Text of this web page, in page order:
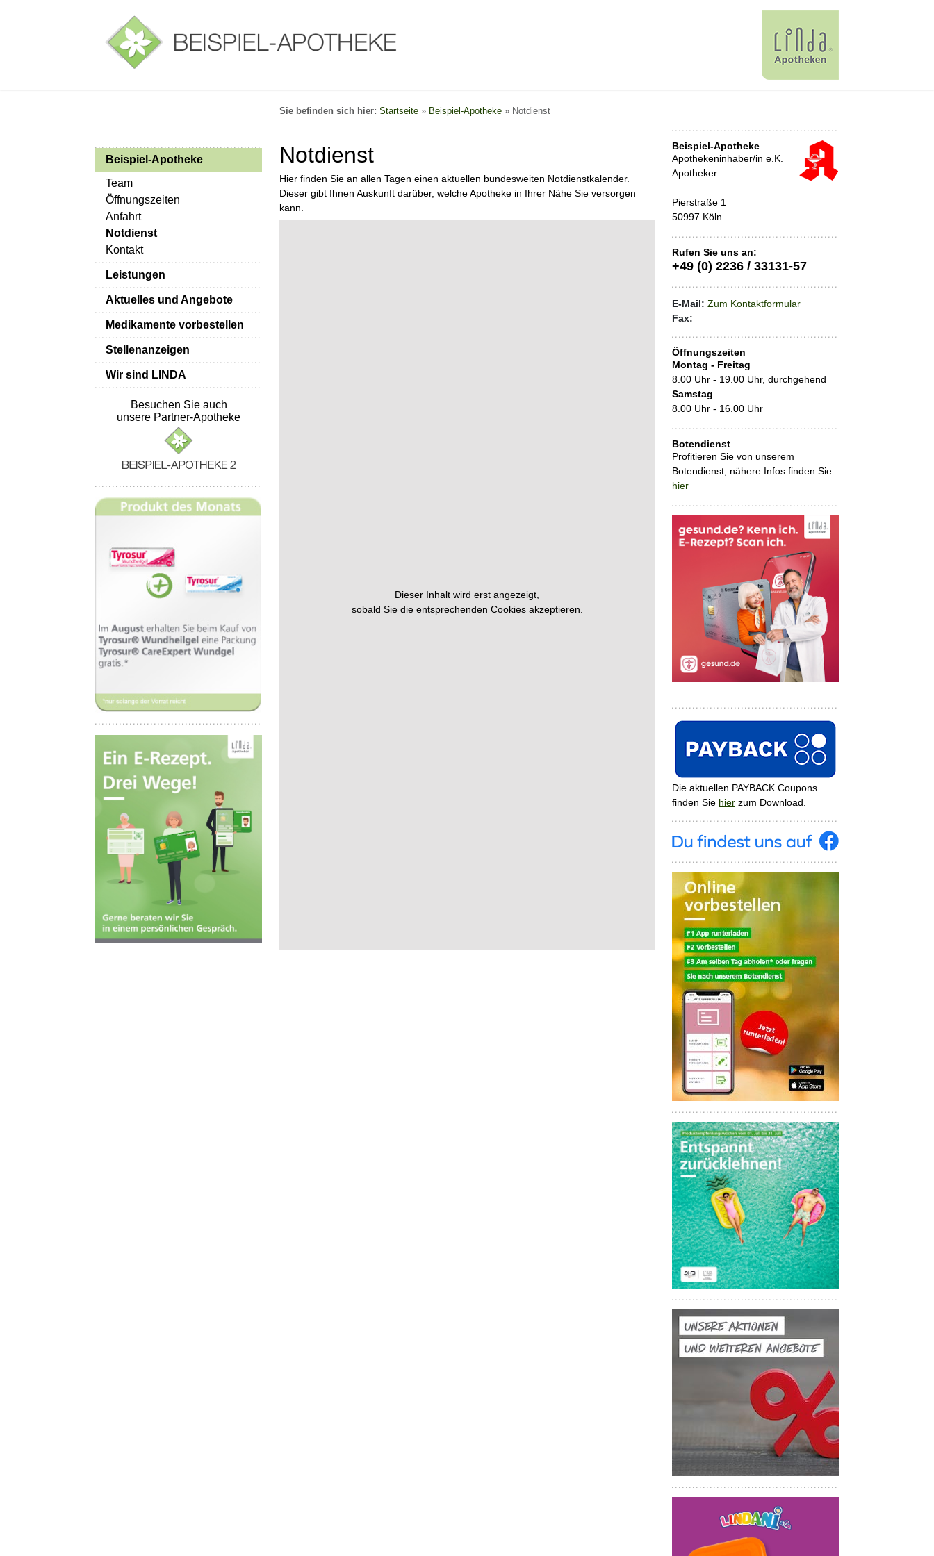
Beispiel-Apotheke
Team
Öffnungszeiten
Anfahrt
Notdienst
Kontakt
Leistungen
Aktuelles und Angebote
Medikamente vorbestellen
Stellenanzeigen
Wir sind LINDA
Besuchen Sie auch
unsere Partner-Apotheke
Sie befinden sich hier: Startseite » Beispiel-Apotheke » Notdienst
Notdienst
Hier finden Sie an allen Tagen einen aktuellen bundesweiten Notdienstkalender.
Dieser gibt Ihnen Auskunft darüber, welche Apotheke in Ihrer Nähe Sie versorgen
kann.
Dieser Inhalt wird erst angezeigt,
sobald Sie die entsprechenden Cookies akzeptieren.
Beispiel-Apotheke
Apothekeninhaber/in e.K.
Apotheker
Pierstraße 1
50997 Köln
Rufen Sie uns an:
+49 (0) 2236 / 33131-57
E-Mail: Zum Kontaktformular
Fax:
Öffnungszeiten
Montag - Freitag
8.00 Uhr - 19.00 Uhr, durchgehend
Samstag
8.00 Uhr - 16.00 Uhr
Botendienst
Profitieren Sie von unserem
Botendienst, nähere Infos finden Sie
hier
Die aktuellen PAYBACK Coupons
finden Sie hier zum Download.